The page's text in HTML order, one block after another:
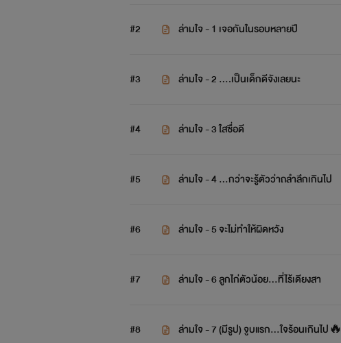
#2 ล่ามใจ - 1 เจอกันในรอบหลายปี
#3 ล่ามใจ - 2 ….เป็นเด็กดีจังเลยนะ
#4 ล่ามใจ - 3 ใสซื่อดี
#5 ล่ามใจ - 4 …กว่าจะรู้ตัวว่าถลำลึกเกินไป
#6 ล่ามใจ - 5 จะไม่ทำให้ผิดหวัง
#7 ล่ามใจ - 6 ลูกไก่ตัวน้อย…ที่ไร้เดียงสา
#8 ล่ามใจ - 7 (มีรูป) จูบแรก…ใจร้อนเกินไป🔥